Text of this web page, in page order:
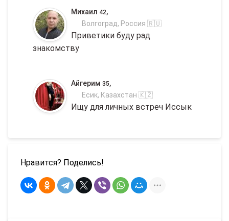
Михаил 42,
Волгоград, Россия 🇷🇺
Приветики буду рад
знакомству
Айгерим 35,
Есик, Казахстан 🇰🇿
Ищу для личных встреч Иссык
Нравится? Поделись!